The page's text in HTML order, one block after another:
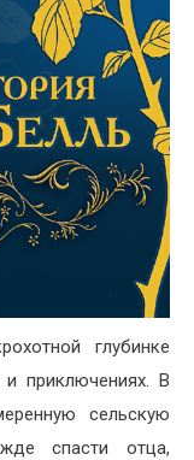
глубинке
приключениях. В
сельскую
спасти отца,